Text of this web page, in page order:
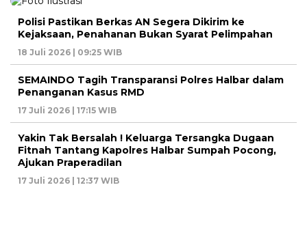
Polisi Pastikan Berkas AN Segera Dikirim ke
Kejaksaan, Penahanan Bukan Syarat Pelimpahan
18 Juli 2026 | 09:25 WIB
SEMAINDO Tagih Transparansi Polres Halbar dalam
Penanganan Kasus RMD
17 Juli 2026 | 17:15 WIB
Yakin Tak Bersalah ! Keluarga Tersangka Dugaan
Fitnah Tantang Kapolres Halbar Sumpah Pocong,
Ajukan Praperadilan
17 Juli 2026 | 12:37 WIB